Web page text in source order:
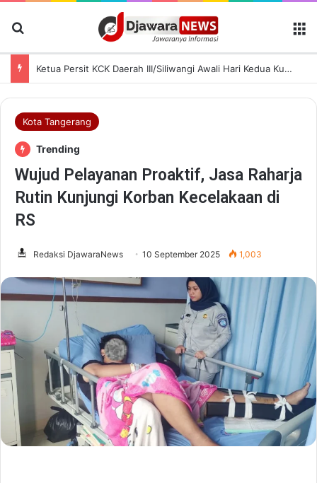
Kota Tangerang
Trending
Wujud Pelayanan Proaktif, Jasa Raharja
Rutin Kunjungi Korban Kecelakaan di
RS
Redaksi DjawaraNews 10 September 2025 1,003